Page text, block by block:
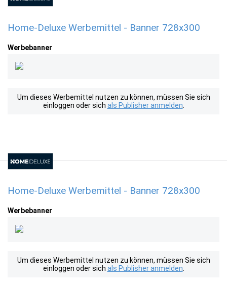
Home-Deluxe Werbemittel - Banner 728x300
Werbebanner
Um dieses Werbemittel nutzen zu können, müssen Sie sich
einloggen oder sich als Publisher anmelden
Home-Deluxe Werbemittel - Banner 728x300
Werbebanner
Um dieses Werbemittel nutzen zu können, müssen Sie sich
einloggen oder sich als Publisher anmelden